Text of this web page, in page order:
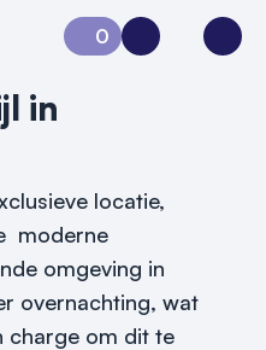
0
Aanvraag 0Inloggen
in
locatie,
moderne
omgeving in
overnachting, wat
charge om dit te